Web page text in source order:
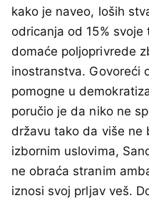
kako je naveo, loših
odricanja od 15%
domaće poljoprivrede
inostranstva. Govoreći
pomogne u
poručio je da niko ne
državu tako da više ne
izbornim uslovima,
ne obraća stranim
iznosi svoj prljav veš.